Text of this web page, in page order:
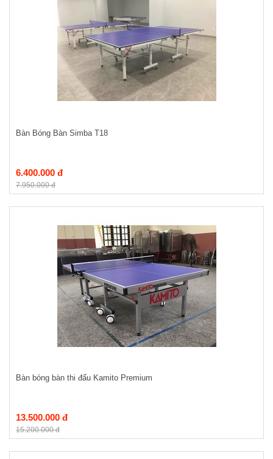
Bàn Bóng Bàn Simba T18
6.400.000 đ
7.950.000 đ
Bàn bóng bàn thi đấu Kamito Premium
13.500.000 đ
15.200.000 đ